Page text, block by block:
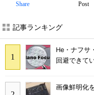
Share Post
記事ランキング
He・ナフ
回避できて
画像鮮明化